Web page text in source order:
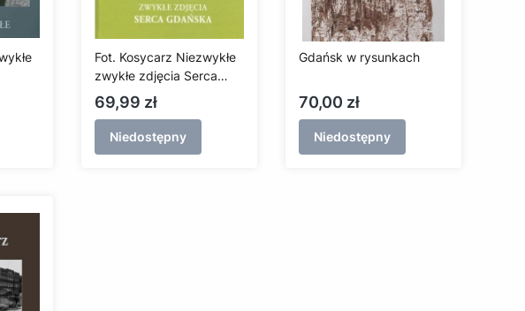
Fot. Kosycarz Niezwykłe
zwykłe zdjęcia Serca
Gdańska
Cena
69,99 zł
Niedostępny
Gdańsk w rysunkach
Cena
70,00 zł
Niedostępny